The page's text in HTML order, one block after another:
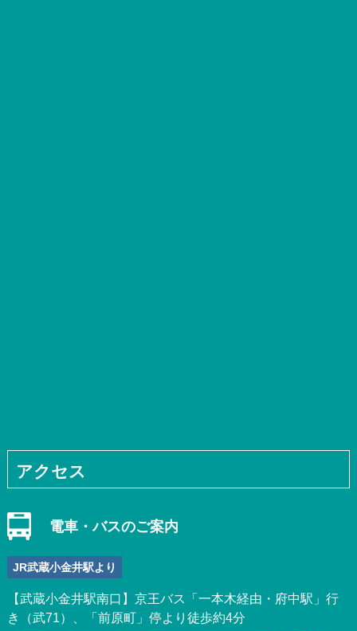
アクセス
電車・バスのご案内
JR武蔵小金井駅より
【武蔵小金井駅南口】京王バス「一本木経由・府中駅」行
き（武71）、「前原町」停より徒歩約4分